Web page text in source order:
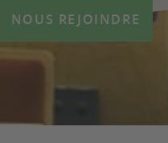
NOUS REJOINDRE